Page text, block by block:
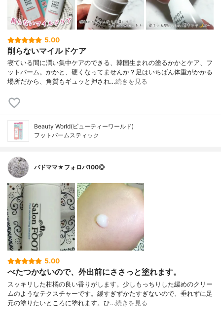
5.00
削らないマイルドケア
寝ている間に潤い集中ケアのできる、韓国生まれの塗るかかとケア、フ
ットバーム。かかと、硬くなってませんか？足はいちばん体重がかかる
場所だから、角質もギュッと押され…続きを見る
Beauty World(ビューティーワールド)
フットバームスティック
バドママ★フォロバ100◎
5.00
べたつかないので、外出前にささっと塗れます。
スッキリした柑橘の良い香りがします。少しもっちりした緩めのクリー
ムのようなテクスチャーです。緩すぎずかたすぎないので、垂れずに足
元の塗りたいところに塗れます。ひ…続きを見る